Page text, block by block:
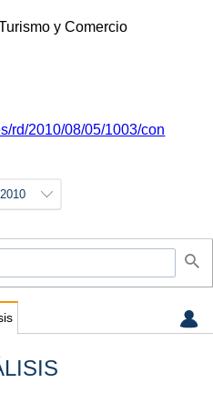
y Comercio
rd/2010/08/05/1003/con